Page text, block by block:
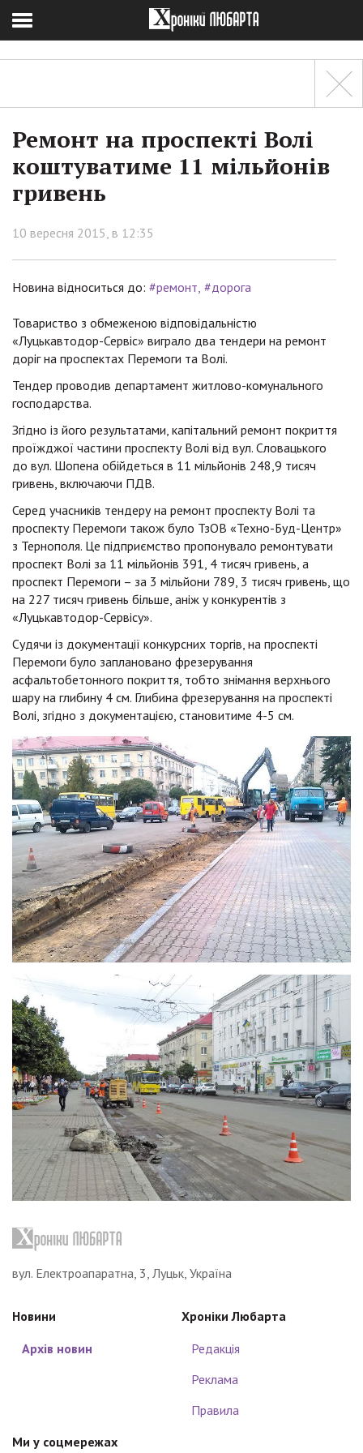
Ремонт на проспекті Волі
коштуватиме 11 мільйонів
гривень
10 вересня 2015, в 12:35
Новина відноситься до: #ремонт #дорога
Товариство з обмеженою відповідальністю
«Луцькавтодор-Сервіс» виграло два тендери на ремонт
доріг на проспектах Перемоги та Волі.
Тендер проводив департамент житлово-комунального
господарства.
Згідно із його результатами, капітальний ремонт покриття
проїжджої частини проспекту Волі від вул. Словацького
до вул. Шопена обійдеться в 11 мільйонів 248,9 тисяч
гривень, включаючи ПДВ.
Серед учасників тендеру на ремонт проспекту Волі та
проспекту Перемоги також було ТзОВ «Техно-Буд-Центр»
з Тернополя. Це підприємство пропонувало ремонтувати
проспект Волі за 11 мільйонів 391, 4 тисяч гривень, а
проспект Перемоги – за 3 мільйони 789, 3 тисяч гривень, що
на 227 тисяч гривень більше, аніж у конкурентів з
«Луцькавтодор-Сервісу».
Судячи із документації конкурсних торгів, на проспекті
Перемоги було заплановано фрезерування
асфальтобетонного покриття, тобто знімання верхнього
шару на глибину 4 см. Глибина фрезерування на проспекті
Волі, згідно з документацією, становитиме 4-5 см.
вул. Електроапаратна, 3, Луцьк, Україна
Новини
Архів новин
Хроніки Любарта
Редакція
Реклама
Правила
Ми у соцмережах